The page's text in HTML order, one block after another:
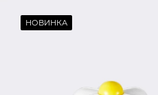
НОВИНКА